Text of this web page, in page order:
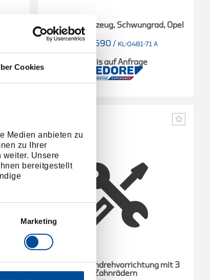
Cookies
Medien anbieten zu
zu Ihrer
weiter. Unsere
bereitgestellt
Marketing
Blockierwerkzeug, Schwungrad, Opel
2438690 / KL-0481-71 A
Preis auf Anfrage
2
Motor-Durchdrehvorrichtung mit 3
Zahnrädern